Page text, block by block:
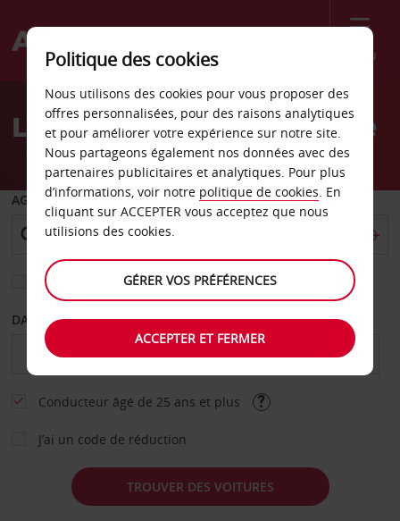
Menu
Welcome
AvisLocation de voiture Parme
AGENCE DE DÉPART
Sélectionnez une autre agence de retour
DATE DE DÉBUT DATE DE FIN
Conducteur âgé de 25 ans et plus
J’ai un code de réduction
TROUVER DES VOITURES
Politique des cookies
Nous utilisons des cookies pour vous proposer des
offres personnalisées, pour des raisons analytiques
et pour améliorer votre expérience sur notre site.
Nous partageons également nos données avec des
partenaires publicitaires et analytiques. Pour plus
d’informations, voir notre politique de cookies. En
cliquant sur ACCEPTER vous acceptez que nous
utilisions des cookies.
GÉRER VOS PRÉFÉRENCES
ACCEPTER ET FERMER